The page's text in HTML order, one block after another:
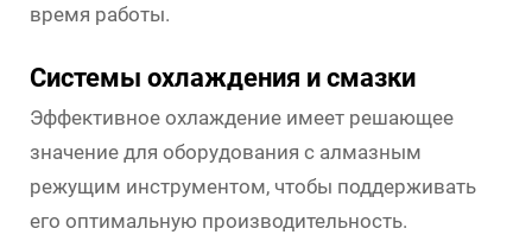
время работы.
Системы охлаждения и смазки
Эффективное охлаждение имеет решающее
значение для оборудования с алмазным
режущим инструментом, чтобы поддерживать
его оптимальную производительность.